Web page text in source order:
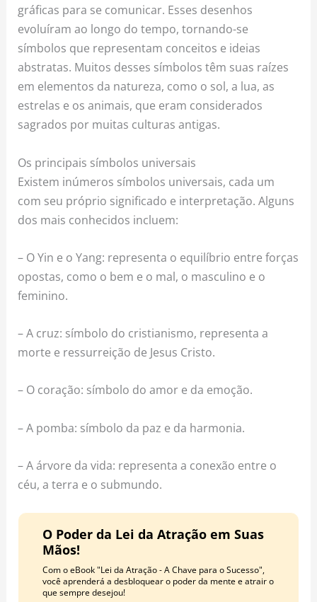
gráficas para se comunicar. Esses desenhos
evoluíram ao longo do tempo, tornando-se
símbolos que representam conceitos e ideias
abstratas. Muitos desses símbolos têm suas raízes
em elementos da natureza, como o sol, a lua, as
estrelas e os animais, que eram considerados
sagrados por muitas culturas antigas.
Os principais símbolos universais
Existem inúmeros símbolos universais, cada um
com seu próprio significado e interpretação. Alguns
dos mais conhecidos incluem:
– O Yin e o Yang: representa o equilíbrio entre forças
opostas, como o bem e o mal, o masculino e o
feminino.
– A cruz: símbolo do cristianismo, representa a
morte e ressurreição de Jesus Cristo.
– O coração: símbolo do amor e da emoção.
– A pomba: símbolo da paz e da harmonia.
– A árvore da vida: representa a conexão entre o
céu, a terra e o submundo.
O Poder da Lei da Atração em Suas
Mãos!
Com o eBook "Lei da Atração - A Chave para o Sucesso",
você aprenderá a desbloquear o poder da mente e atrair o
que sempre desejou!